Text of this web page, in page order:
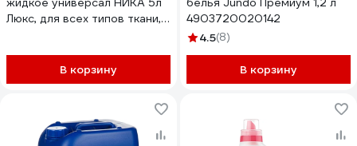
Люкс, для всех типов ткани,
В корзину
4903720020142
4.5(8)
В корзину